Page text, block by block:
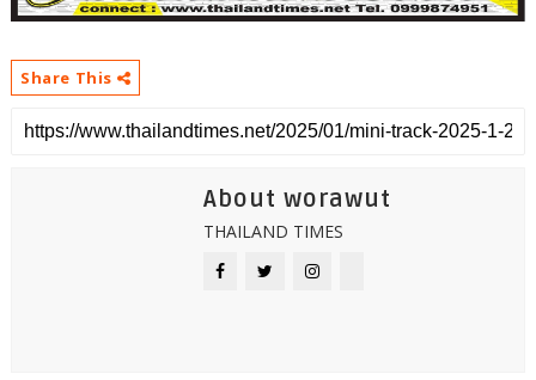
Share This
About worawut
THAILAND TIMES